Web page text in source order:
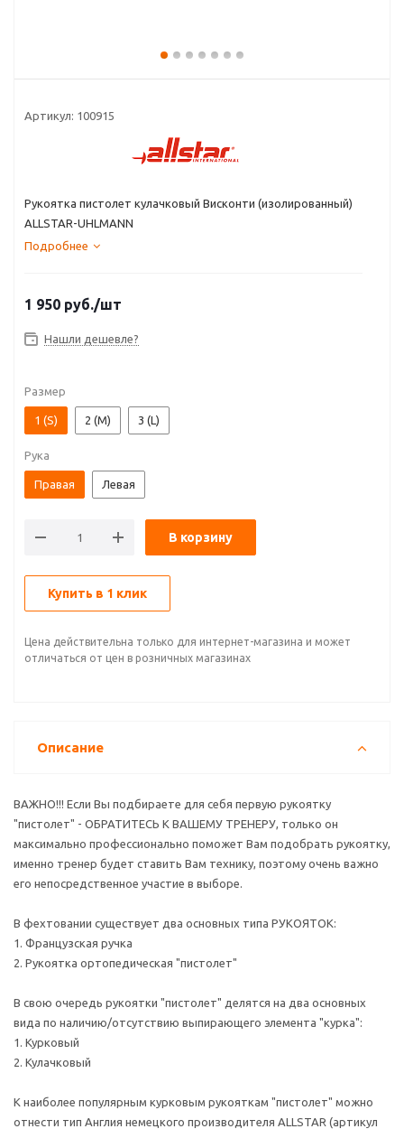
Артикул: 100915
Рукоятка пистолет кулачковый Висконти (изолированный)
ALLSTAR-UHLMANN
Подробнее
1 950 руб./шт
Нашли дешевле?
Размер
1 (S) 2 (M) 3 (L)
Рука
Правая Левая
В корзину
Купить в 1 клик
Цена действительна только для интернет-магазина и может
отличаться от цен в розничных магазинах
Описание
ВАЖНО!!! Если Вы подбираете для себя первую рукоятку
"пистолет" - ОБРАТИТЕСЬ К ВАШЕМУ ТРЕНЕРУ, только он
максимально профессионально поможет Вам подобрать рукоятку,
именно тренер будет ставить Вам технику, поэтому очень важно
его непосредственное участие в выборе.
В фехтовании существует два основных типа РУКОЯТОК:
1. Французская ручка
2. Рукоятка ортопедическая "пистолет"
В свою очередь рукоятки "пистолет" делятся на два основных
вида по наличию/отсутствию выпирающего элемента "курка":
1. Курковый
2. Кулачковый
К наиболее популярным курковым рукояткам "пистолет" можно
отнести тип Англия немецкого производителя ALLSTAR (артикул